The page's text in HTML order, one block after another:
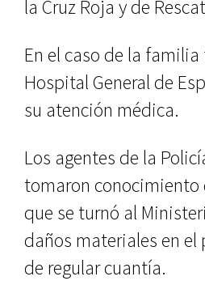
la Cruz Roja y de
En el caso de la
Hospital General de
su atención médica.
Los agentes de la
tomaron conocimiento
que se turnó al
daños materiales en el
de regular cuantía.